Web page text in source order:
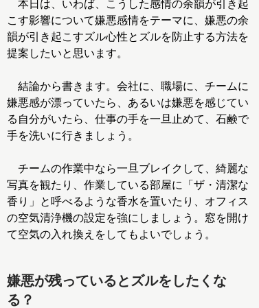
本日は、いわば、こうした感情の余韻が引き起
こす影響について嫌悪感情をテーマに、嫌悪の余
韻が引き起こすズル心性とズルを防止する方法を
提案したいと思います。
結論から書きます。会社に、職場に、チームに
嫌悪感が漂っていたら、あるいは嫌悪を感じてい
る自分がいたら、仕事の手を一旦止めて、石鹸で
手を洗いに行きましょう。
チームの作業中なら一旦ブレイクして、綺麗な
写真を観たり、作業している部屋に「ザ・清潔な
香り」と呼べるような香水を置いたり、オフィス
の空気清浄機の設定を強にしましょう。窓を開け
て空気の入れ換えをしてもよいでしょう。
嫌悪が残っているとズルをしたくな
る？